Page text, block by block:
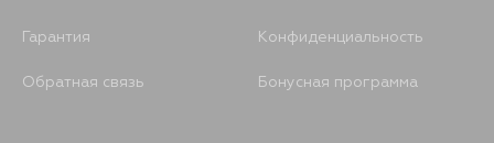
Гарантия Конфиденциальность
Обратная связь Бонусная программа